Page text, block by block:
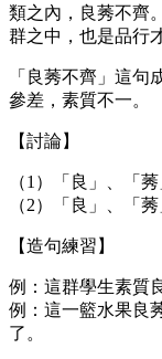
類之內，良莠不齊
群之中，也是品行
「良莠不齊」這
參差，素質不一。
【討論】
（1）「良」、「
（2）「良」、「
【造句練習】
例：這群學生素質
例：這一籃水果良
了。